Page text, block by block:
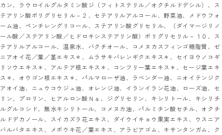
カン、ラウロイルグルタミン酸ジ（フィトステリル／オクチルドデシル）、ス
テアリン酸ポリグリセリル－２、セテアリルアルコール、野菜油、メドウフォ
ーム油、ペンチレングリコール、ステアリン酸グリセリル、（ダイマージリノ
ール酸／ステアリン酸／ヒドロキシステアリン酸）ポリグリセリル－１０、ス
テアリルアルコール、温泉水、バクチオール、コメヌカスフィンゴ糖脂質、ゼ
ニアオイ花／葉／茎エキス＊、ムラサキバレンギクエキス＊、セイヨウノコギ
リソウエキス＊、アルテア根エキス＊、コンフリー葉エキス＊、セージ葉エキ
ス＊、オウゴン根エキス＊、パルマローザ油、ラベンダー油、ニオイテンジク
アオイ油、ニュウコウジュ油、オレンジ油、イランイラン花油、ローズ油、セ
リン、プロリン、ヒアルロン酸Ｎａ、ジグリセリン、キシリトール、キシリチ
ルグルコシド、無水キシリトール、コメヌカ油、パルミチン酸セチル、オクチ
ルドデカノール、スイカズラ花エキス、ダイウイキョウ果実エキス、ウスニア
バルバタエキス、メボウキ花／葉エキス、アラビアゴム、キサンタンガム、ク